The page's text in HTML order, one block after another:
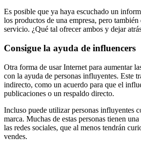
Es posible que ya haya escuchado un
los productos de una empresa, pero también
servicio. ¿Qué tal ofrecer ambos y dejar
Consigue la ayuda de influencers
Otra forma de usar Internet para aumentar
con la ayuda de personas influyentes. Este
indirecto, como un acuerdo para que el
publicaciones o un respaldo directo.
Incluso puede utilizar personas influyentes
marca. Muchas de estas personas tienen
las redes sociales, que al menos tendrán
vendes.